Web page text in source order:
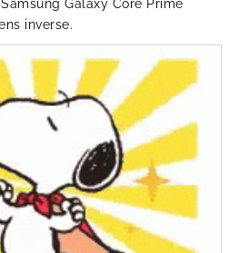
Galaxy Core Prime
inverse.